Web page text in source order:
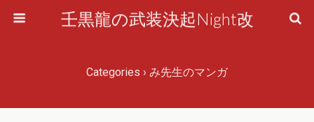
壬黒龍の武装決起Night改
Categories › み先生のマンガ